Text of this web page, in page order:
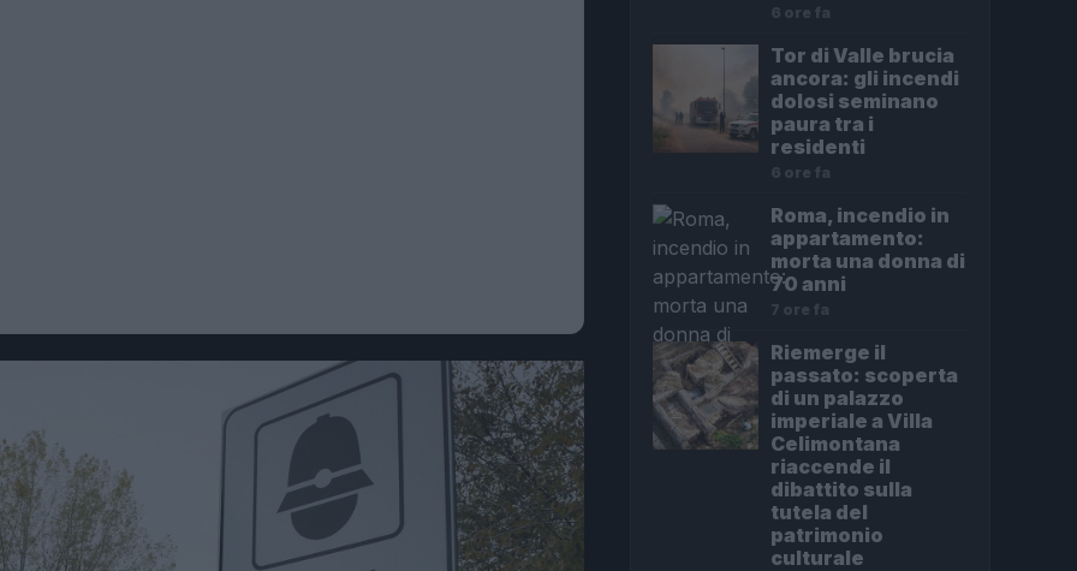
6 ore fa
Tor di Valle brucia
ancora: gli incendi
dolosi seminano
paura tra i
residenti
6 ore fa
Roma, incendio in
appartamento:
morta una donna di
70 anni
7 ore fa
Riemerge il
passato: scoperta
di un palazzo
imperiale a Villa
Celimontana
riaccende il
dibattito sulla
tutela del
patrimonio
culturale